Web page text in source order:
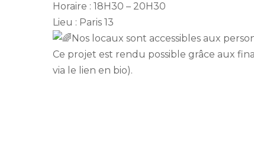
Horaire : 18H30 – 20H30
Lieu : Paris 13
Nos locaux sont accessibles aux
Ce projet est rendu possible grâce aux
via le lien en bio).